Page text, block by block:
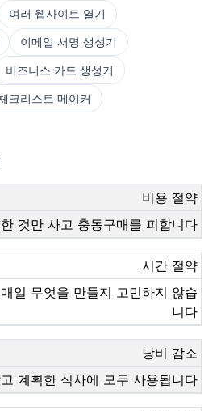
여러 웹사이트 열기
이메일 서명 생성기
비즈니스 카드 생성기
크리스트 메이커
비용 절약
것만 사고 충동구매를 피합니다
시간 절약
일 무엇을 만들지 고민하지 않습
니다
낭비 감소
계획한 식사에 모두 사용됩니다